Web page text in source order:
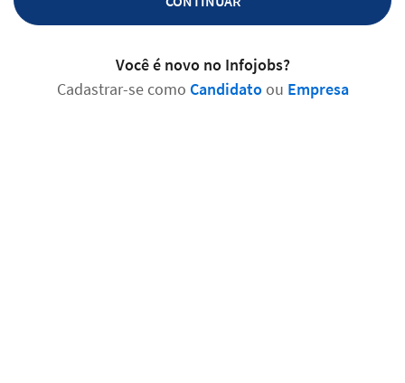
Você é novo no Infojobs?
Cadastrar-se como Candidatoou Empresa